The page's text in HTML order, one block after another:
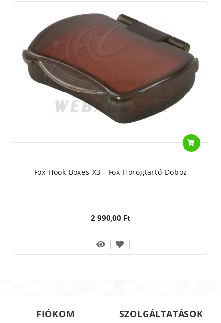
Fox Hook Boxes X3 - Fox Horogtartó Doboz
2 990,00 Ft
FIÓKOM SZOLGÁLTATÁSOK